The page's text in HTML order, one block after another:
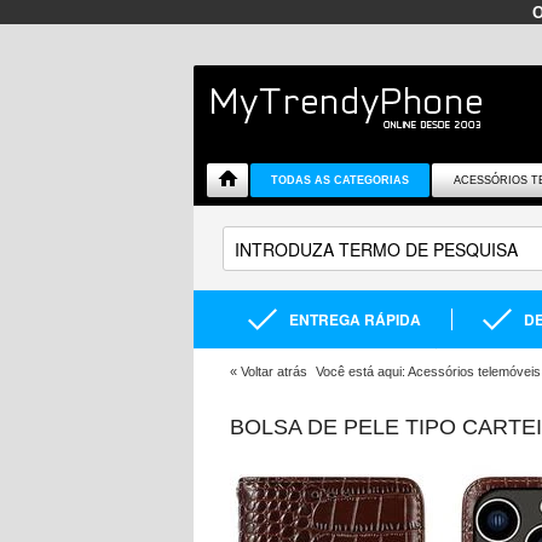
TODAS AS CATEGORIAS ACESSÓRIOS
ENTREGA RÁPIDA
« Voltar atrás Você está aqui: Acessórios telemóveis
BOLSA DE PELE TIPO